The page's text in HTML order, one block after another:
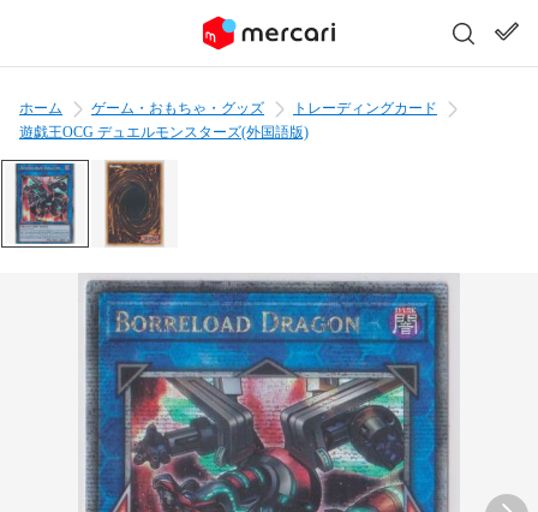
ホーム ゲーム・おもちゃ・グッズ
トレーディングカード
遊戯王OCG デュエルモンスターズ(外国語版)